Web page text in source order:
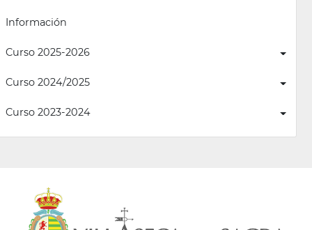
Información
Curso 2025-2026
Curso 2024/2025
Curso 2023-2024